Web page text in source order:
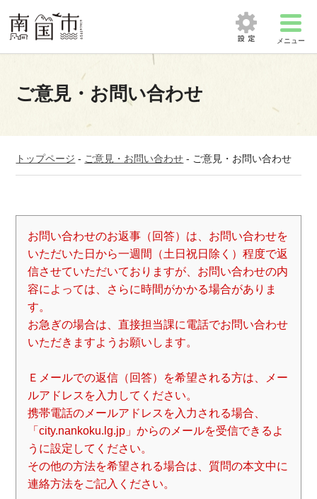
メニュー
ご意見・お問い合わせ
トップページ - ご意見・お問い合わせ - ご意見・お問い合わせ
お問い合わせのお返事（回答）は、お問い合わせを
いただいた日から一週間（土日祝日除く）程度で返
信させていただいておりますが、お問い合わせの内
容によっては、さらに時間がかかる場合がありま
す。
お急ぎの場合は、直接担当課に電話でお問い合わせ
いただきますようお願いします。
Ｅメールでの返信（回答）を希望される方は、メー
ルアドレスを入力してください。
携帯電話のメールアドレスを入力される場合、
「city.nankoku.lg.jp」からのメールを受信できるよ
うに設定してください。
その他の方法を希望される場合は、質問の本文中に
連絡方法をご記入ください。